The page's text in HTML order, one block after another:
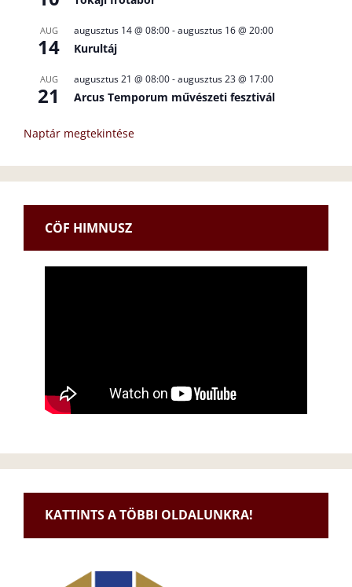
AUG
14
augusztus 14 @ 08:00-augusztus 16 @ 20:00
Kurultáj
AUG
21
augusztus 21 @ 08:00-augusztus 23 @ 17:00
Arcus Temporum művészeti fesztivál
Naptár megtekintése
CÖF HIMNUSZ
KATTINTS A TÖBBI OLDALUNKRA!